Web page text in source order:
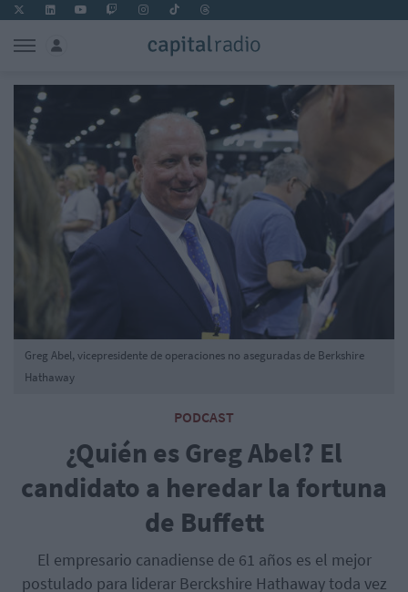
PODCAST
¿Quién es Greg Abel? El
candidato a heredar la fortuna
de Buffett
El empresario canadiense de 61 años es el mejor
postulado para liderar Berckshire Hathaway toda vez
Greg Abel, vicepresidente de operaciones no aseguradas de Berkshire
Hathaway